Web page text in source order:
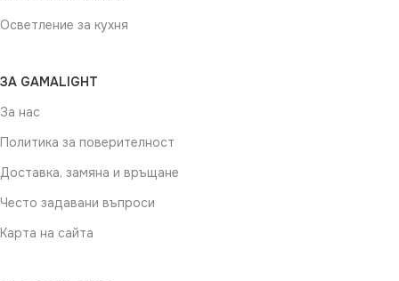
Осветление за кухня
ЗА GAMALIGHT
За нас
Политика за поверителност
Доставка, замяна и връщане
Често задавани въпроси
Карта на сайта